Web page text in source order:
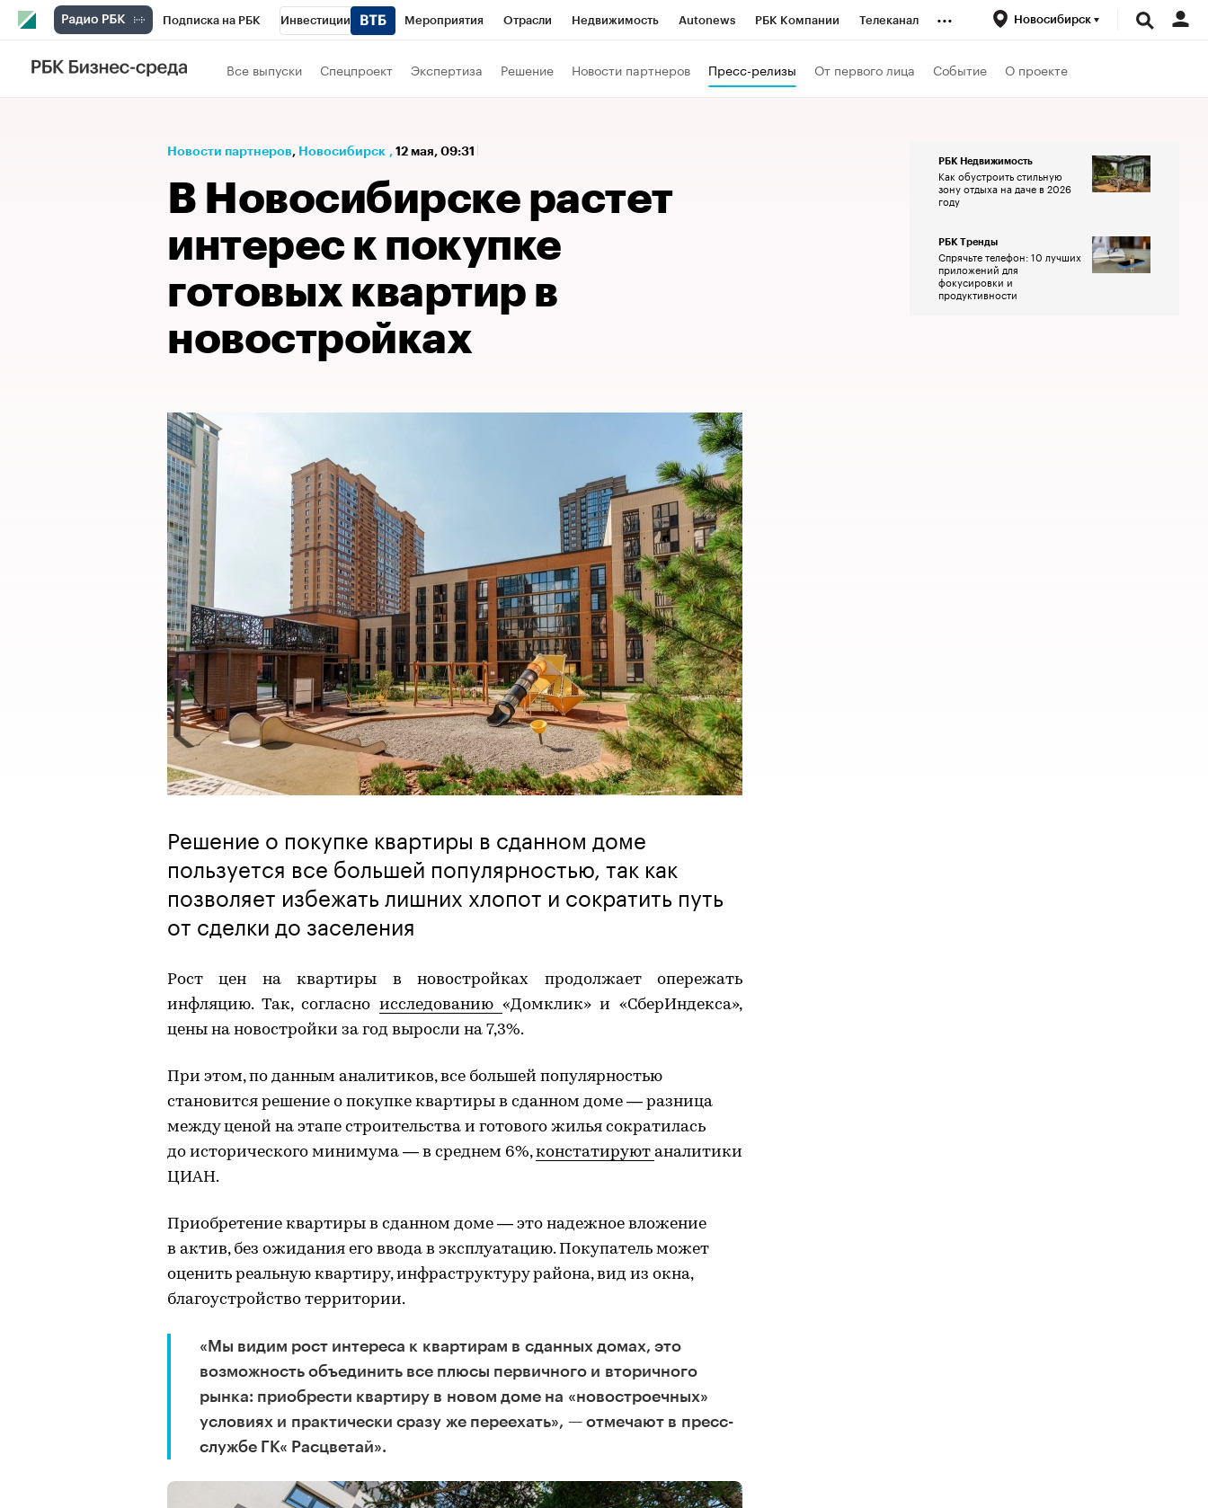
Подписка на РБК Инвестиции Мероприятия Отрасли Недвижимость Autonews РБК Компании Телеканал
РБК Вино
Проверка контрагентов Политика
... Новосибирск
Все выпуски Спецпроект Экспертиза Решение Новости партнеров Пресс-релизы От первого лица Событие О проекте
Новости партнеров⁠, Новосибирск , 12 мая, 09:31
В Новосибирске растет
интерес к покупке
готовых квартир в
новостройках
Решение о покупке квартиры в сданном доме
пользуется все большей популярностью, так как
позволяет избежать лишних хлопот и сократить путь
от сделки до заселения
Рост цен на квартиры в новостройках продолжает опережать
инфляцию. Так, согласно исследованию «Домклик» и «СберИндекса»,
цены на новостройки за год выросли на 7,3%.
При этом, по данным аналитиков, все большей популярностью
становится решение о покупке квартиры в сданном доме — разница
между ценой на этапе строительства и готового жилья сократилась
до исторического минимума — в среднем 6%,констатируют аналитики
ЦИАН.
Приобретение квартиры в сданном доме — это надежное вложение
в актив, без ожидания его ввода в эксплуатацию. Покупатель может
оценить реальную квартиру, инфраструктуру района, вид из окна,
благоустройство территории.
«Мы видим рост интереса к квартирам в сданных домах, это
возможность объединить все плюсы первичного и вторичного
рынка: приобрести квартиру в новом доме на «новостроечных»
условиях и практически сразу же переехать», — отмечают в пресс-
службе ГК« Расцветай».
РБК Недвижимость
Как обустроить стильную
зону отдыха на даче в 2026
году
РБК Тренды
Спрячьте телефон: 10 лучших
приложений для
фокусировки и
продуктивности